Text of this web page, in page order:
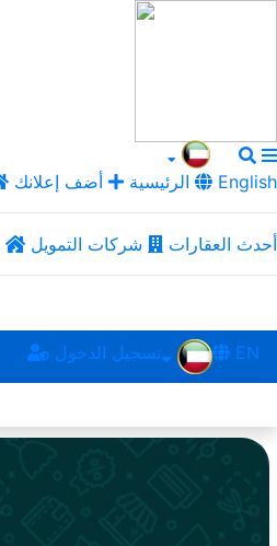
الرئيسية أضف إعلانك English
أحدث العقارات شركات التمويل
تسجيل الدخول EN